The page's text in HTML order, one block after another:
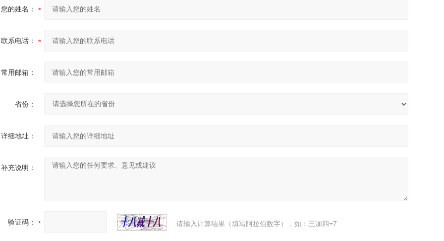
您的姓名：
联系电话：
常用邮箱：
省份：
详细地址：
补充说明：
验证码： 请输入计算结果（填写阿拉伯数字），如：三加四=7